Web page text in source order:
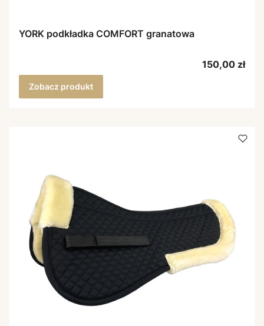
YORK podkładka COMFORT granatowa
Cena
150,00 zł
Zobacz produkt